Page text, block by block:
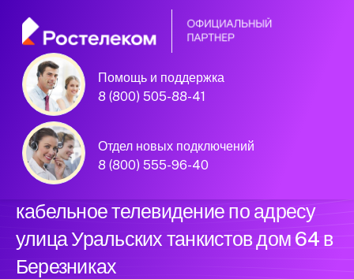
Помощь и поддержка
8 (800) 505-88-41
Отдел новых подключений
8 (800) 555-96-40
Официальный
партнер Ростелеком
Подключили новый интернет и
кабельное телевидение по адресу
улица Уральских танкистов дом 64 в
Березниках